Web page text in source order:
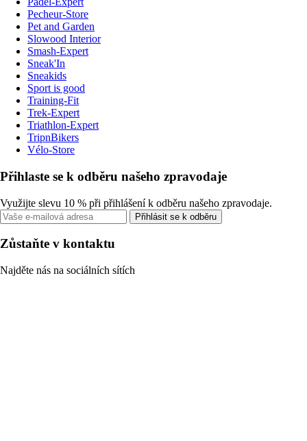
Pecheur-Store
Pet and Garden
Slowood Interior
Smash-Expert
Sneak'In
Sneakids
Sport is good
Training-Fit
Trek-Expert
Triathlon-Expert
TripnBikers
Vélo-Store
Přihlaste se k odběru našeho zpravodaje
Využijte slevu 10 % při přihlášení k odběru našeho zpravodaje.
Přihlásit se k odběru
Zůstaňte v kontaktu
Najděte nás na sociálních sítích